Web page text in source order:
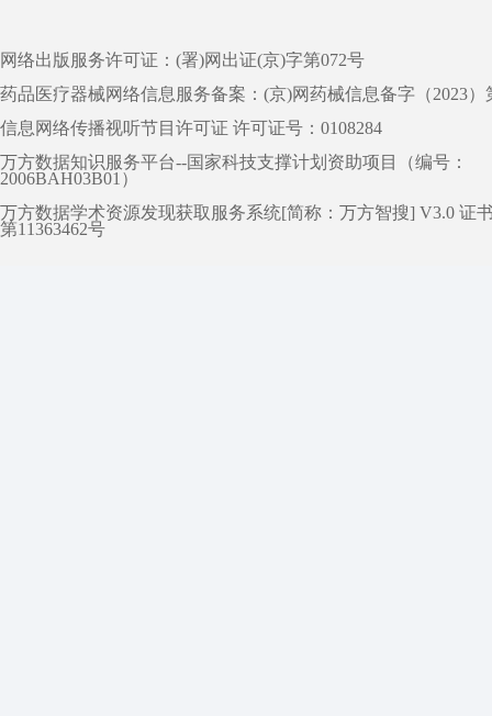
网络出版服务许可证：(署)网出证(京)字第072号
药品医疗器械网络信息服务备案：(京)网药械信息备字（2023）
信息网络传播视听节目许可证 许可证号：0108284
万方数据知识服务平台--国家科技支撑计划资助项目（编号：
2006BAH03B01）
万方数据学术资源发现获取服务系统[简称：万方智搜] V3.0 证
第11363462号